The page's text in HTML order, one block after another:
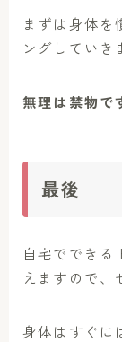
まずは身体を
ングしてい
無理は禁物で
最後
自宅でできる
えますので
身体はすぐに